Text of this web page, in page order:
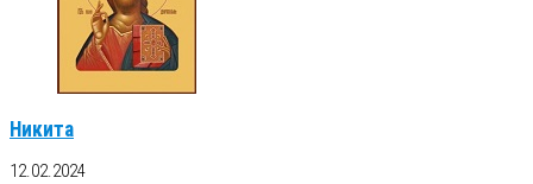
Никита
12.02.2024